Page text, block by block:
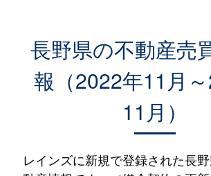
長野県の不動産売
報（2022年11月
11月）
レインズに新規で登録された長